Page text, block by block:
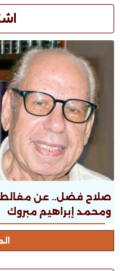
صلاح فضل.. عن
ومحمد إبراهيم مبروك